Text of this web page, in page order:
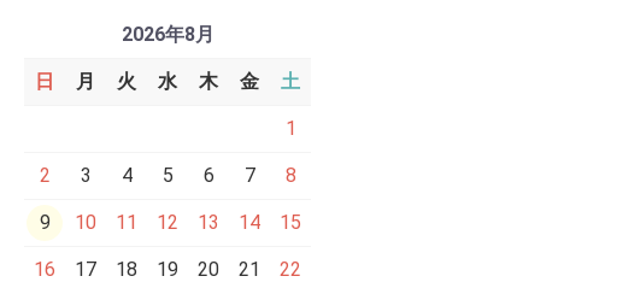
2026年8月
日 月 火 水 木 金 土
1
2 3 4 5 6 7 8
9 10 11 12 13 14 15
16 17 18 19 20 21 22